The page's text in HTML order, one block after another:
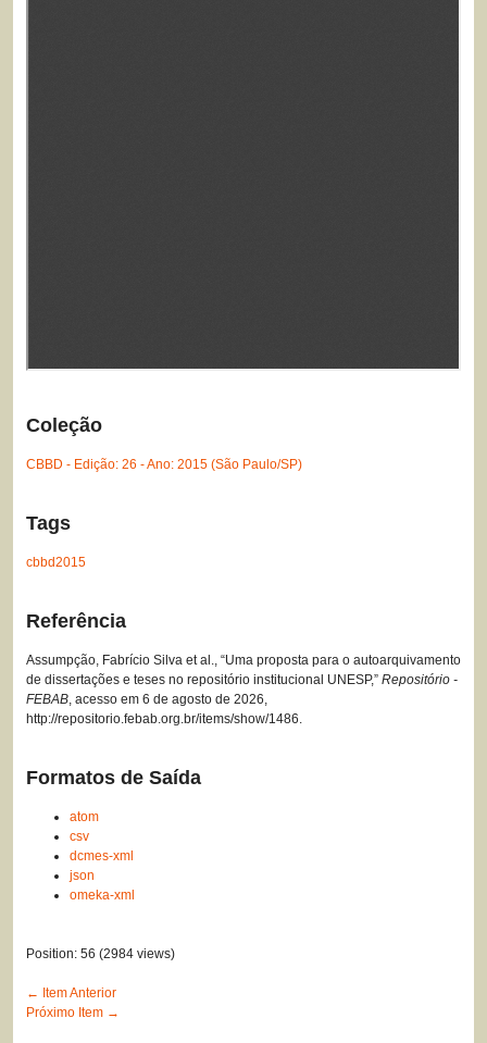
Coleção
CBBD - Edição: 26 - Ano: 2015 (São Paulo/SP)
Tags
cbbd2015
Referência
Assumpção, Fabrício Silva et al., “Uma proposta para o autoarquivamento
de dissertações e teses no repositório institucional UNESP,” Repositório -
FEBAB, acesso em 6 de agosto de 2026,
http://repositorio.febab.org.br/items/show/1486.
Formatos de Saída
atom
csv
dcmes-xml
json
omeka-xml
Position: 56 (2984 views)
← Item Anterior
Próximo Item →